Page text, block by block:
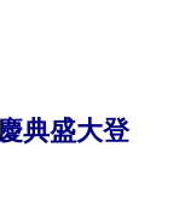
典盛大登